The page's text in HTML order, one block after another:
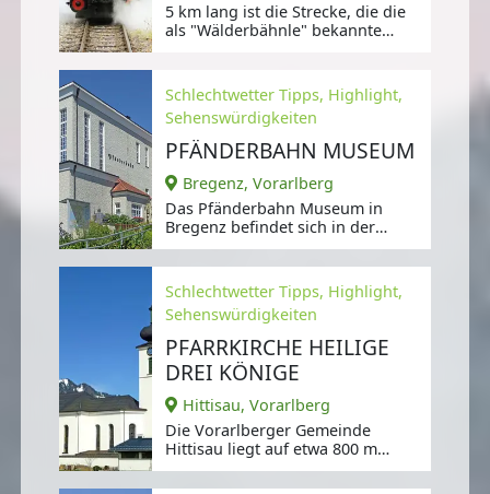
5 km lang ist die Strecke, die die
als "Wälderbähnle" bekannte
Schlechtwetter Tipps, Highlight,
Sehenswürdigkeiten
PFÄNDERBAHN MUSEUM
Bregenz, Vorarlberg
Das Pfänderbahn Museum in
Bregenz befindet sich in der
Talstation der Zahnradbahn am
Fuße des
Schlechtwetter Tipps, Highlight,
Sehenswürdigkeiten
PFARRKIRCHE HEILIGE
DREI KÖNIGE
Hittisau, Vorarlberg
Die Vorarlberger Gemeinde
Hittisau liegt auf etwa 800 m
Höhe im Osten des
Bregenzerwalds.